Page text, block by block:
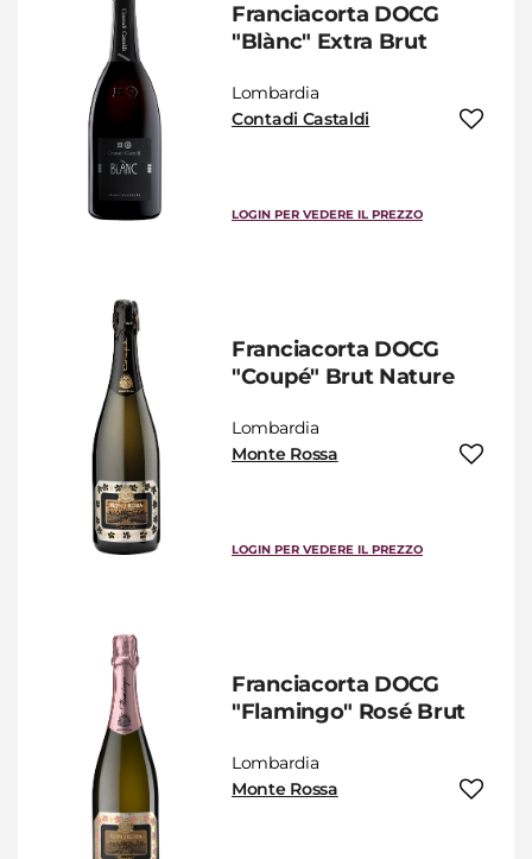
Franciacorta DOCG
"Blànc" Extra Brut
Lombardia
Contadi Castaldi
LOGIN PER VEDERE IL PREZZO
Franciacorta DOCG
"Coupé" Brut Nature
Lombardia
Monte Rossa
LOGIN PER VEDERE IL PREZZO
Franciacorta DOCG
"Flamingo" Rosé Brut
Lombardia
Monte Rossa